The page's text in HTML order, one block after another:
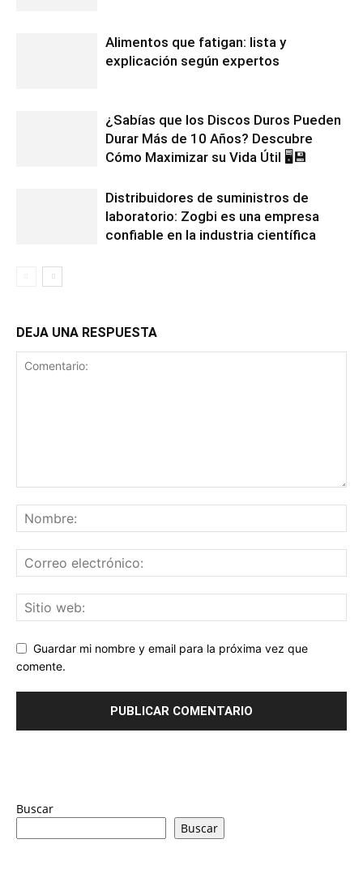
Alimentos que fatigan: lista y
explicación según expertos
¿Sabías que los Discos Duros Pueden
Durar Más de 10 Años? Descubre
Cómo Maximizar su Vida Útil 🖥️💾
Distribuidores de suministros de
laboratorio: Zogbi es una empresa
confiable en la industria científica
DEJA UNA RESPUESTA
Guardar mi nombre y email para la próxima vez que
comente.
Buscar
Buscar